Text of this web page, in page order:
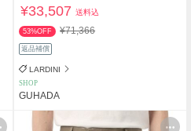
¥33,507送料込
53%OFF ¥71,366
返品補償
LARDINI
SHOP
GUHADA